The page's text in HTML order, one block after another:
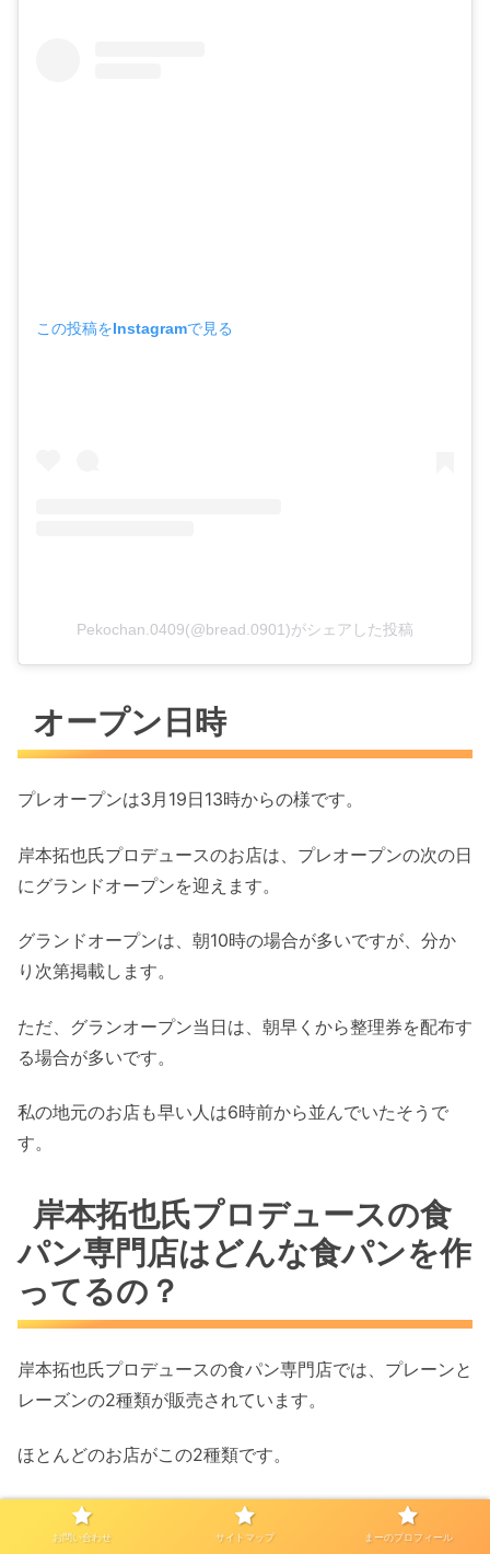
この投稿をInstagramで見る
Pekochan.0409(@bread.0901)がシェアした投稿
オープン日時
プレオープンは3月19日13時からの様です。
岸本拓也氏プロデュースのお店は、プレオープンの次の日
にグランドオープンを迎えます。
グランドオープンは、朝10時の場合が多いですが、分か
り次第掲載します。
ただ、グランオープン当日は、朝早くから整理券を配布す
る場合が多いです。
私の地元のお店も早い人は6時前から並んでいたそうで
す。
岸本拓也氏プロデュースの食
パン専門店はどんな食パンを作
ってるの？
岸本拓也氏プロデュースの食パン専門店では、プレーンと
レーズンの2種類が販売されています。
ほとんどのお店がこの2種類です。
最近では、あんを練りこんだ食パンを販売するお店も出て
きました。
お問い合わせ サイトマップ まーのプロフィール